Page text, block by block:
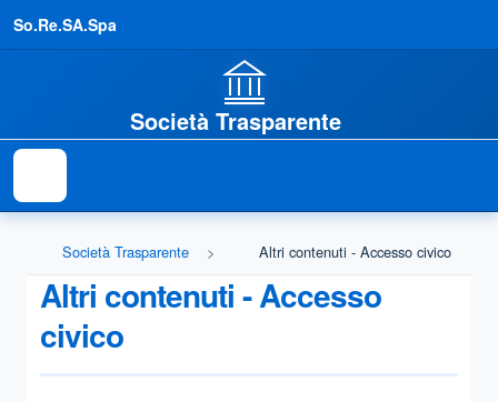
So.Re.SA.Spa
Società Trasparente
Società Trasparente Altri contenuti - Accesso civico
Altri contenuti - Accesso
civico